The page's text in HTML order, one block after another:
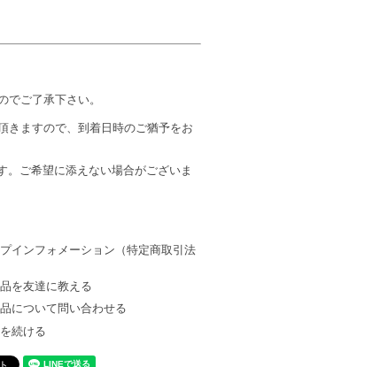
ご了承下さい。
きますので、到着日時のご猶予をお
。ご希望に添えない場合がございま
インフォメーション（特定商取引法
を友達に教える
について問い合わせる
続ける